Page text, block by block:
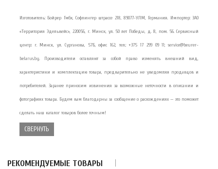
Изготовитель: Бойрер Гмбх, Софлингер штрассе 218, 89077-УЛМ, Германия. Импортер: ЗАО
«Территория Эдельвейс», 220056, г. Минск, ул. 50 лет Победы, д. 8, пом. 56. Сервисный
центр: г. Минск, ул. Сурганова, 57Б, офис 162, тел.: +375 17 299 09 11; service@beurer-
belarus.by. Производители оставляют за собой право изменять внешний вид,
характеристики и комплектацию товара, предварительно не уведомляя продавцов и
потребителей. Заранее приносим извинения за возможные неточности в описании и
фотографиях товара. Будем вам благодарны за сообщение о расхождениях — это поможет
сделать наш каталог товаров более точным!
СВЕРНУТЬ
РЕКОМЕНДУЕМЫЕ ТОВАРЫ